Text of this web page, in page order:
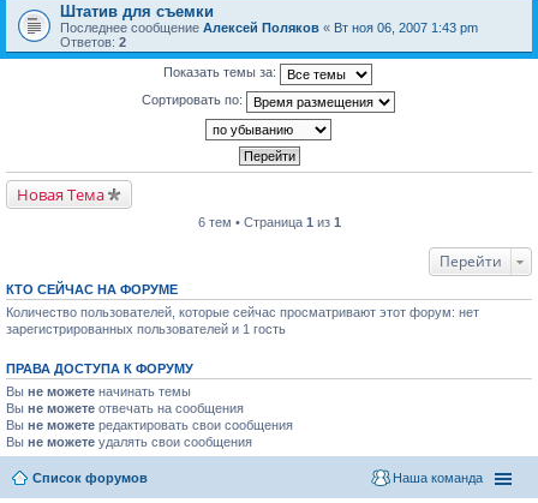
Штатив для съемки
Последнее сообщение Алексей Поляков « Вт ноя 06, 2007 1:43 pm
Ответов: 2
Показать темы за:
Сортировать по:
Новая Тема
6 тем • Страница 1 из 1
Перейти
КТО СЕЙЧАС НА ФОРУМЕ
Количество пользователей, которые сейчас просматривают этот форум: нет
зарегистрированных пользователей и 1 гость
ПРАВА ДОСТУПА К ФОРУМУ
Вы не можете начинать темы
Вы не можете отвечать на сообщения
Вы не можете редактировать свои сообщения
Вы не можете удалять свои сообщения
Список форумов Наша команда